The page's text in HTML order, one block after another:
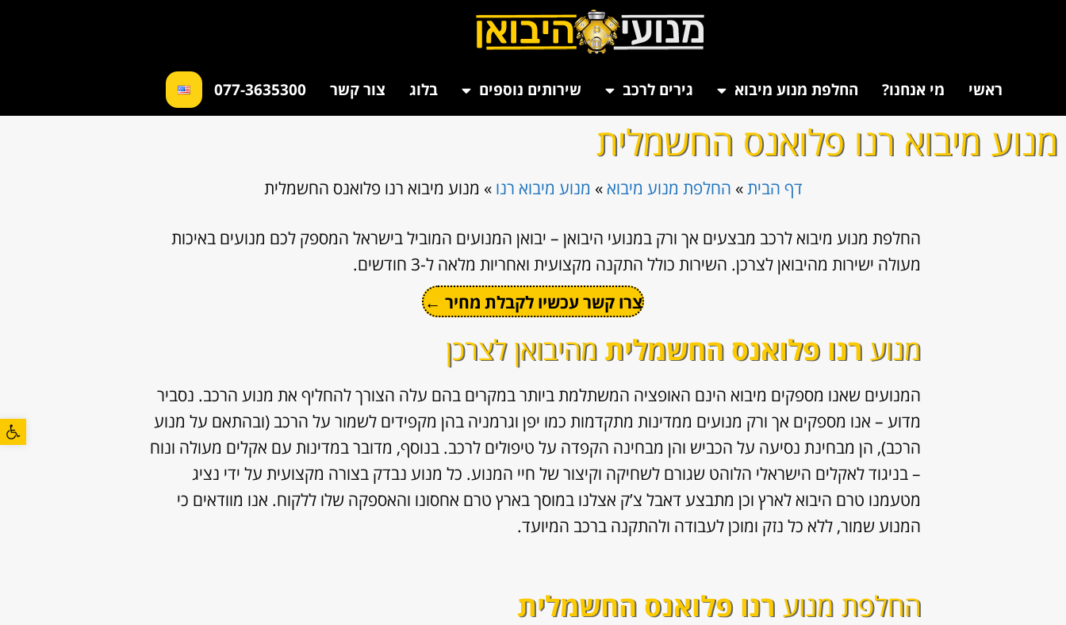
פתח
ראשי מי אנחנו? החלפת מנוע מיבוא גירים לרכב שירותים נוספים בלוג צור קשר 077-3635300
מנוע מיבוא רנו פלואנס החשמלית
דף הבית» החלפת מנוע מיבוא » מנוע מיבוא רנו » מנוע מיבוא רנו פלואנס החשמלית
החלפת מנוע מיבוא לרכב מבצעים אך ורק במנועי היבואן – יבואן המנועים המוביל בישראל המספק לכם מנועים באיכות
מעולה ישירות מהיבואן לצרכן. השירות כולל התקנה מקצועית ואחריות מלאה ל-3 חודשים.
צרו קשר עכשיו לקבלת מחיר ←
מנוע רנו פלואנס החשמלית מהיבואן לצרכן
המנועים שאנו מספקים מיבוא הינם האופציה המשתלמת ביותר במקרים בהם עלה הצורך להחליף את מנוע הרכב. נסביר
מדוע – אנו מספקים אך ורק מנועים ממדינות מתקדמות כמו יפן וגרמניה בהן מקפידים לשמור על הרכב (ובהתאם על מנוע
הרכב), הן מבחינת נסיעה על הכביש והן מבחינה הקפדה על טיפולים לרכב. בנוסף, מדובר במדינות עם אקלים מעולה ונוח
– בניגוד לאקלים הישראלי הלוהט שגורם לשחיקה וקיצור של חיי המנוע. כל מנוע נבדק בצורה מקצועית על ידי נציג
מטעמנו טרם היבוא לארץ וכן מתבצע דאבל צ’ק אצלנו במוסך בארץ טרם אחסונו והאספקה שלו ללקוח. אנו מוודאים כי
המנוע שמור, ללא כל נזק ומוכן לעבודה ולהתקנה ברכב המיועד.
החלפת מנוע רנו פלואנס החשמלית